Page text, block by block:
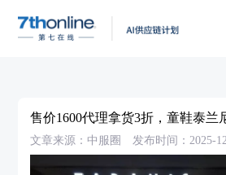
售价1600代理拿货3折，童鞋泰兰
文章来源：中服圈 发布时间：2025-